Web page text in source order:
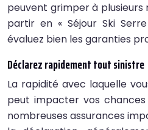
peuvent grimper à plusieurs
partir en « Séjour Ski
évaluez bien les garanties
Déclarez rapidement tout sinistre
La rapidité avec laquelle
peut impacter vos
nombreuses assurances